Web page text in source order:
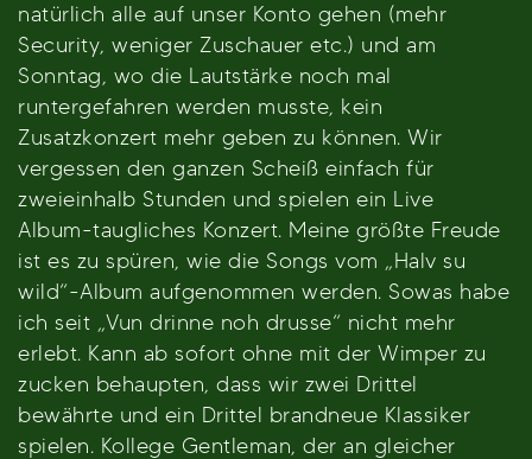
natürlich alle auf unser Konto gehen (mehr
Security, weniger Zuschauer etc.) und am
Sonntag, wo die Lautstärke noch mal
runtergefahren werden musste, kein
Zusatzkonzert mehr geben zu können. Wir
vergessen den ganzen Scheiß einfach für
zweieinhalb Stunden und spielen ein Live
Album-taugliches Konzert. Meine größte Freude
ist es zu spüren, wie die Songs vom „Halv su
wild“-Album aufgenommen werden. Sowas habe
ich seit „Vun drinne noh drusse“ nicht mehr
erlebt. Kann ab sofort ohne mit der Wimper zu
zucken behaupten, dass wir zwei Drittel
bewährte und ein Drittel brandneue Klassiker
spielen. Kollege Gentleman, der an gleicher